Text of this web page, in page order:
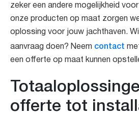
zeker een andere mogelijkheid
onze producten op maat zorgen
oplossing voor jouw jachthaven.
aanvraag doen? Neem contact
een offerte op maat kunnen
offerte tot